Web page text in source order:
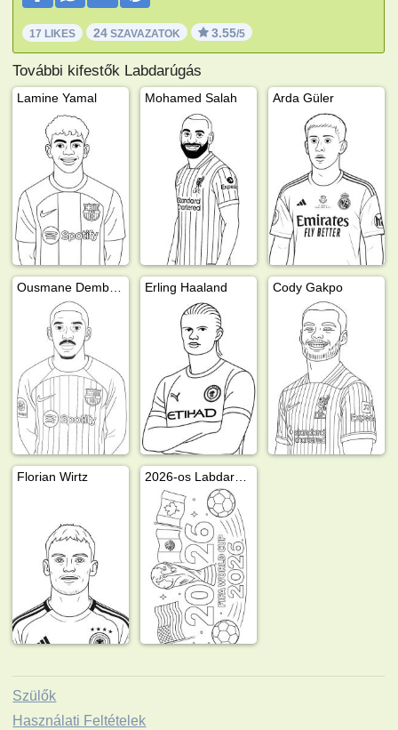
17 LIKES 24 SZAVAZATOK 3.55/5
További kifestők Labdarúgás
Lamine Yamal Mohamed Salah Arda Güler
Erling Haaland Cody Gakpo
Florian Wirtz
Szülők
Használati Feltételek